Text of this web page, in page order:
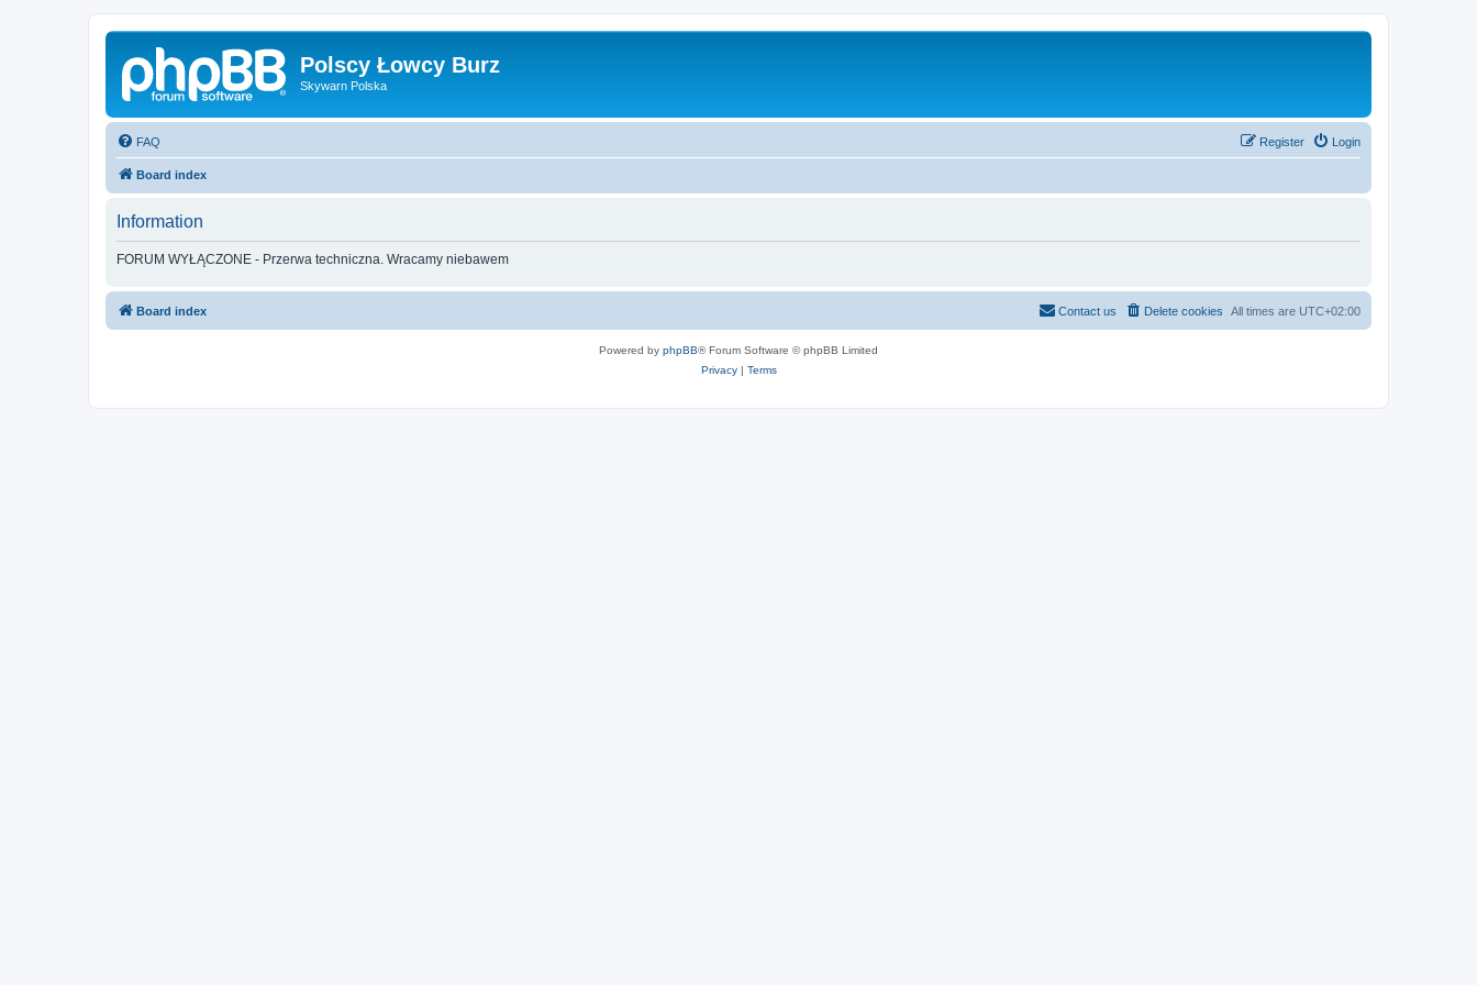
Polscy Łowcy Burz
Skywarn Polska
FAQ Login
Register
Board index
Information
FORUM WYŁĄCZONE - Przerwa techniczna. Wracamy niebawem
Board index All times are UTC+02:00
Delete cookies
Contact us
Powered by phpBB® Forum Software © phpBB Limited
Privacy| Terms